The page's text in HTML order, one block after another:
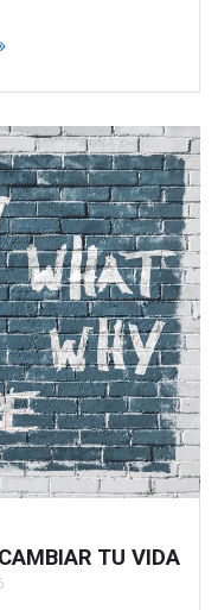
TU VIDA